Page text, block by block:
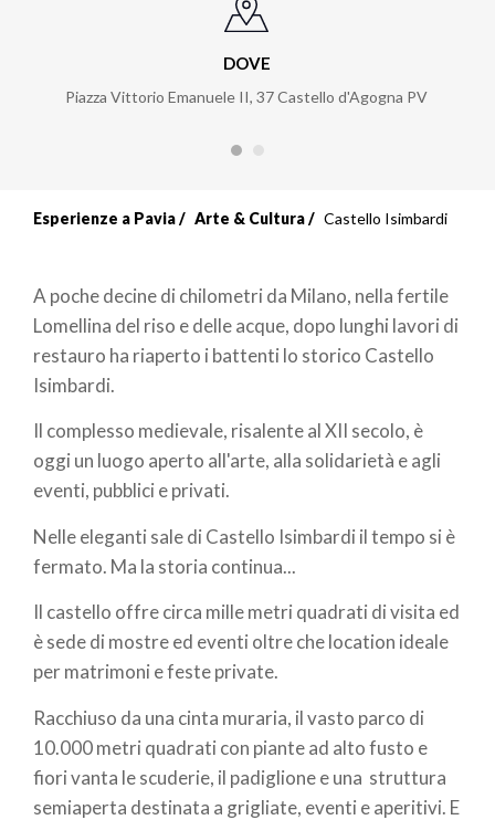
DOVE
Piazza Vittorio Emanuele II, 37 Castello d'Agogna PV
Esperienze a Pavia Arte & Cultura Castello Isimbardi
A poche decine di chilometri da Milano, nella fertile
Lomellina del riso e delle acque, dopo lunghi lavori di
restauro ha riaperto i battenti lo storico Castello
Isimbardi.
Il complesso medievale, risalente al XII secolo, è
oggi un luogo aperto all'arte, alla solidarietà e agli
eventi, pubblici e privati.
Nelle eleganti sale di Castello Isimbardi il tempo si è
fermato. Ma la storia continua...
​Il castello offre circa mille metri quadrati di visita ed
è sede di mostre ed eventi oltre che location ideale
per matrimoni e feste private.
Racchiuso da una cinta muraria, il vasto parco di
10.000 metri quadrati con piante ad alto fusto e
fiori vanta le scuderie, il padiglione e una struttura
semiaperta destinata a grigliate, eventi e aperitivi. E